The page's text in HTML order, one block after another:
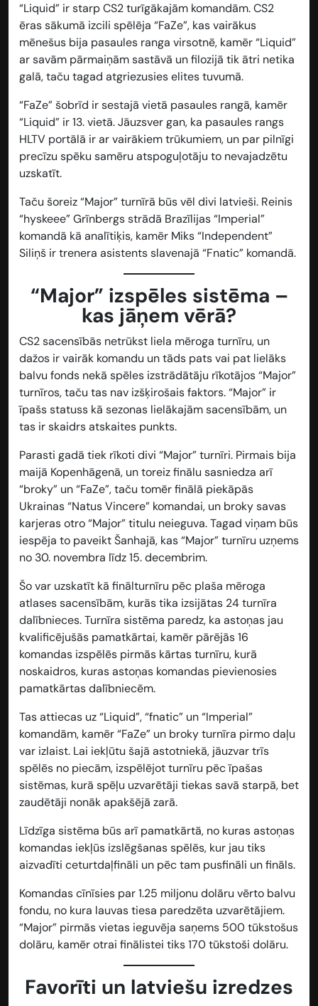
“Liquid” ir starp CS2 turīgākajām komandām. CS2
ēras sākumā izcili spēlēja “FaZe”, kas vairākus
mēnešus bija pasaules ranga virsotnē, kamēr “Liquid”
ar savām pārmaiņām sastāvā un filozijā tik ātri netika
galā, taču tagad atgriezusies elites tuvumā.
“FaZe” šobrīd ir sestajā vietā pasaules rangā, kamēr
“Liquid” ir 13. vietā. Jāuzsver gan, ka pasaules rangs
HLTV portālā ir ar vairākiem trūkumiem, un par pilnīgi
precīzu spēku samēru atspoguļotāju to nevajadzētu
uzskatīt.
Taču šoreiz “Major” turnīrā būs vēl divi latvieši. Reinis
“hyskeee” Grīnbergs strādā Brazīlijas “Imperial”
komandā kā analītiķis, kamēr Miks “Independent”
Siliņš ir trenera asistents slavenajā “Fnatic” komandā.
“Major” izspēles sistēma –
kas jāņem vērā?
CS2 sacensībās netrūkst liela mēroga turnīru, un
dažos ir vairāk komandu un tāds pats vai pat lielāks
balvu fonds nekā spēles izstrādātāju rīkotājos “Major”
turnīros, taču tas nav izšķirošais faktors. “Major” ir
īpašs statuss kā sezonas lielākajām sacensībām, un
tas ir skaidrs atskaites punkts.
Parasti gadā tiek rīkoti divi “Major” turnīri. Pirmais bija
maijā Kopenhāgenā, un toreiz finālu sasniedza arī
“broky” un “FaZe”, taču tomēr finālā piekāpās
Ukrainas “Natus Vincere” komandai, un broky savas
karjeras otro “Major” titulu neieguva. Tagad viņam būs
iespēja to paveikt Šanhajā, kas “Major” turnīru uzņems
no 30. novembra līdz 15. decembrim.
Šo var uzskatīt kā finālturnīru pēc plaša mēroga
atlases sacensībām, kurās tika izsijātas 24 turnīra
dalībnieces. Turnīra sistēma paredz, ka astoņas jau
kvalificējušās pamatkārtai, kamēr pārējās 16
komandas izspēlēs pirmās kārtas turnīru, kurā
noskaidros, kuras astoņas komandas pievienosies
pamatkārtas dalībniecēm.
Tas attiecas uz “Liquid”, “fnatic” un “Imperial”
komandām, kamēr “FaZe” un broky turnīra pirmo daļu
var izlaist. Lai iekļūtu šajā astotniekā, jāuzvar trīs
spēlēs no piecām, izspēlējot turnīru pēc īpašas
sistēmas, kurā spēļu uzvarētāji tiekas savā starpā, bet
zaudētāji nonāk apakšējā zarā.
Līdzīga sistēma būs arī pamatkārtā, no kuras astoņas
komandas iekļūs izslēgšanas spēlēs, kur jau tiks
aizvadīti ceturtdaļfināli un pēc tam pusfināli un fināls.
Komandas cīnīsies par 1.25 miljonu dolāru vērto balvu
fondu, no kura lauvas tiesa paredzēta uzvarētājiem.
“Major” pirmās vietas ieguvēja saņems 500 tūkstošus
dolāru, kamēr otrai finālistei tiks 170 tūkstoši dolāru.
Favorīti un latviešu izredzes